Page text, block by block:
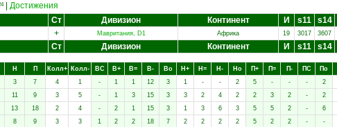
| Достижения
Ст Дивизион Континент И s11 s14
+ Мавритания, D1 Африка 19 3017 3607
Ст Дивизион Континент И s11 s14
Н П Колл+ Колл- ВC В+ В= В- Вo Н+ Н= Н- Нo П+ П= П- ПC Пo
3 7 4 1 - 1 1 12 3 1 - - 2 5 - - - 2
11 9 3 5 - 1 3 15 3 3 2 4 2 2 3 2 - 2
13 18 2 4 - 2 1 15 3 1 3 6 3 5 5 2 - 6
8 9 3 3 1 2 2 18 7 2 2 2 2 5 2 2 - -